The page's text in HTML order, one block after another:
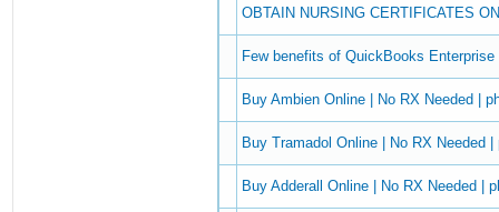
OBTAIN NURSING CERTIFICATES
Few benefits of QuickBooks Enterprise
Buy Ambien Online | No RX Needed |
Buy Tramadol Online | No RX Needed |
Buy Adderall Online | No RX Needed |